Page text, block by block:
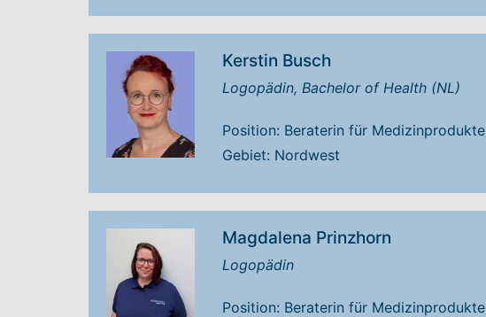
Kerstin Busch
Logopädin, Bachelor of Health (NL)
Position: Beraterin für Medizinprodukte
Gebiet: Nordwest
Magdalena Prinzhorn
Logopädin
Position: Beraterin für Medizinprodukte